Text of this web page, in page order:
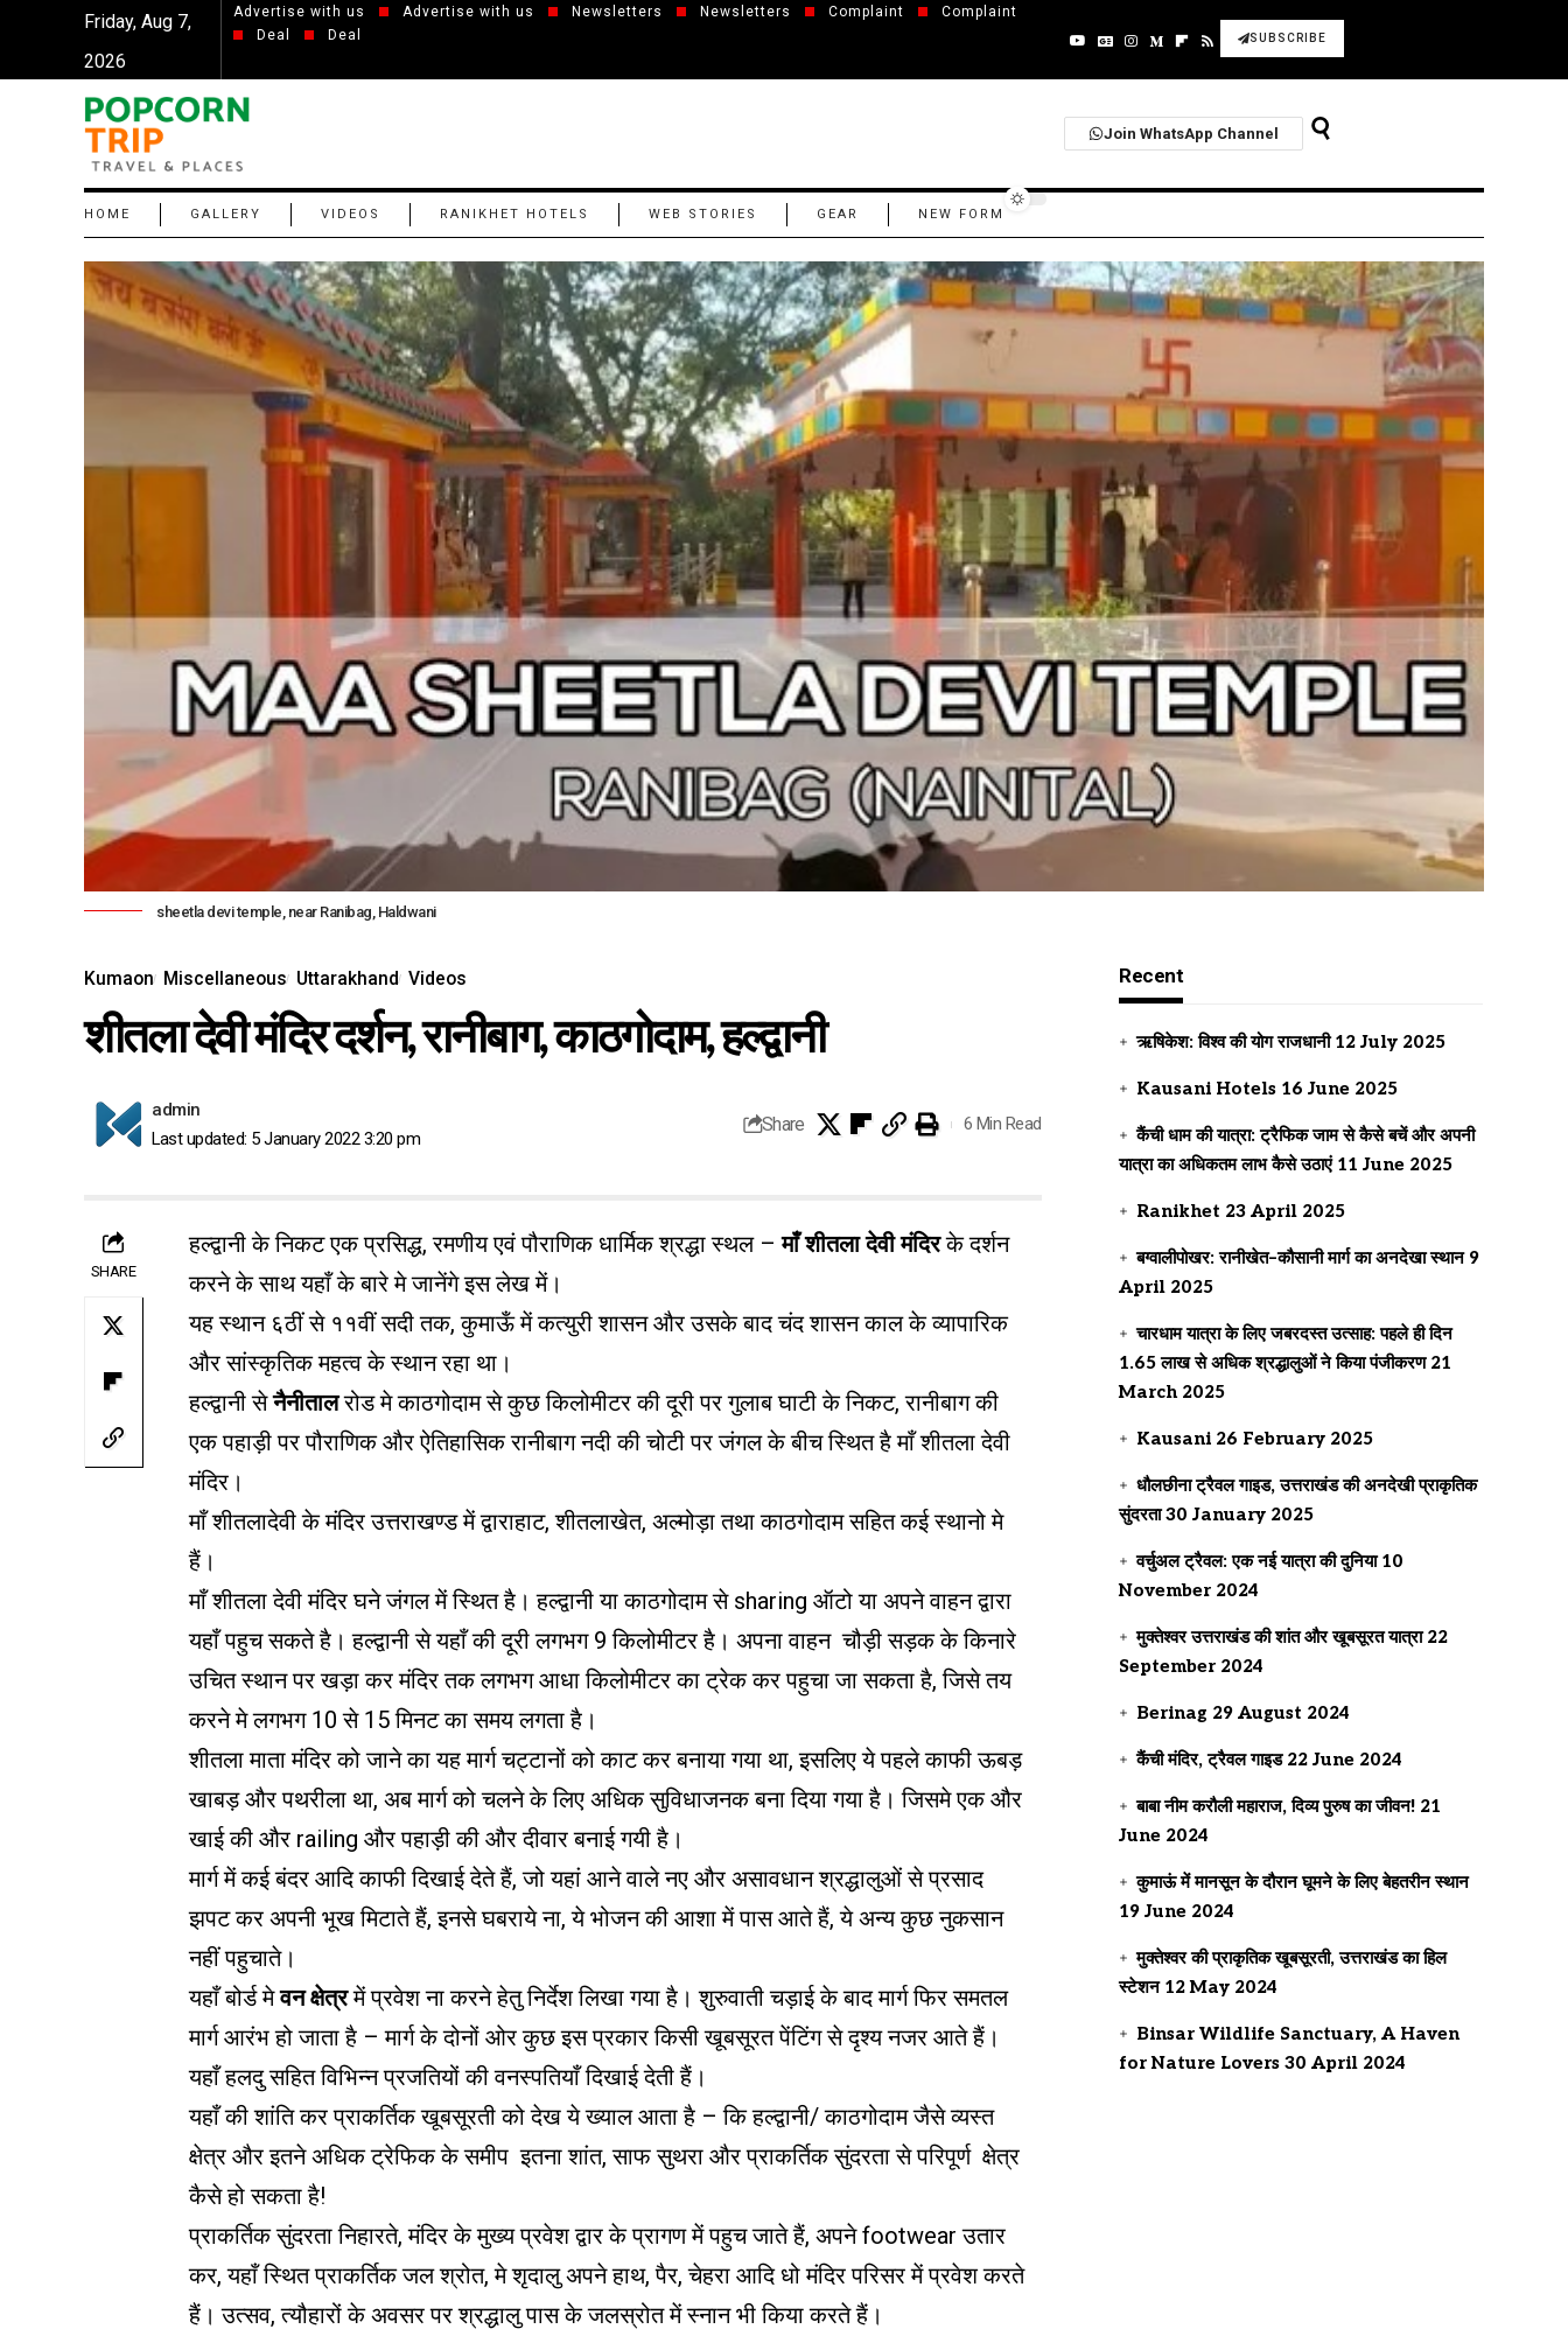
Friday, Aug 7,
2026
Advertise with us Advertise with us Newsletters Newsletters Complaint
Complaint
Deal
Deal SUBSCRIBE
Join WhatsApp Channel
HOME GALLERY VIDEOS RANIKHET HOTELS WEB STORIES GEAR NEW FORM
sheetla devi temple, near Ranibag, Haldwani
Kumaon Miscellaneous Uttarakhand Videos
शीतला देवी मंदिर दर्शन, रानीबाग, काठगोदाम, हल्द्वानी
Last updated: 5 January 2022 3:20 pm
admin
Share 6 Min Read
SHARE
हल्द्वानी के निकट एक प्रसिद्ध, रमणीय एवं पौराणिक धार्मिक श्रद्धा स्थल –माँ शीतला देवी मंदिरके दर्शन
करने के साथ यहाँ के बारे मे जानेंगे इस लेख में।
यह स्थान ६ठीं से ११वीं सदी तक, कुमाऊँ में कत्युरी शासन और उसके बाद चंद शासन काल के व्यापारिक
और सांस्कृतिक महत्व के स्थान रहा था।
हल्द्वानी सेनैनीतालरोड मे काठगोदाम से कुछ किलोमीटर की दूरी पर गुलाब घाटी के निकट, रानीबाग की
एक पहाड़ी पर पौराणिक और ऐतिहासिक रानीबाग नदी की चोटी पर जंगल के बीच स्थित है माँ शीतला देवी
मंदिर।
माँ शीतलादेवी के मंदिर उत्तराखण्ड में द्वाराहाट, शीतलाखेत, अल्मोड़ा तथा काठगोदाम सहित कई स्थानो मे
हैं।
माँ शीतला देवी मंदिर घने जंगल में स्थित है। हल्द्वानी या काठगोदाम से sharing ऑटो या अपने वाहन द्वारा
यहाँ पहुच सकते है। हल्द्वानी से यहाँ की दूरी लगभग 9 किलोमीटर है। अपना वाहन चौड़ी सड़क के किनारे
उचित स्थान पर खड़ा कर मंदिर तक लगभग आधा किलोमीटर का ट्रेक कर पहुचा जा सकता है, जिसे तय
करने मे लगभग 10 से 15 मिनट का समय लगता है।
शीतला माता मंदिर को जाने का यह मार्ग चट्टानों को काट कर बनाया गया था, इसलिए ये पहले काफी ऊबड़
खाबड़ और पथरीला था, अब मार्ग को चलने के लिए अधिक सुविधाजनक बना दिया गया है। जिसमे एक और
खाई की और railing और पहाड़ी की और दीवार बनाई गयी है।
मार्ग में कई बंदर आदि काफी दिखाई देते हैं, जो यहां आने वाले नए और असावधान श्रद्धालुओं से प्रसाद
झपट कर अपनी भूख मिटाते हैं, इनसे घबराये ना, ये भोजन की आशा में पास आते हैं, ये अन्य कुछ नुकसान
नहीं पहुचाते।
यहाँ बोर्ड मेवन क्षेत्रमें प्रवेश ना करने हेतु निर्देश लिखा गया है। शुरुवाती चड़ाई के बाद मार्ग फिर समतल
मार्ग आरंभ हो जाता है – मार्ग के दोनों ओर कुछ इस प्रकार किसी खूबसूरत पेंटिंग से दृश्य नजर आते हैं।
यहाँ हलदु सहित विभिन्न प्रजतियों की वनस्पतियाँ दिखाई देती हैं।
यहाँ की शांति कर प्राकर्तिक खूबसूरती को देख ये ख्याल आता है – कि हल्द्वानी/ काठगोदाम जैसे व्यस्त
क्षेत्र और इतने अधिक ट्रेफिक के समीप इतना शांत, साफ सुथरा और प्राकर्तिक सुंदरता से परिपूर्ण क्षेत्र
कैसे हो सकता है!
प्राकर्तिक सुंदरता निहारते, मंदिर के मुख्य प्रवेश द्वार के प्रागण में पहुच जाते हैं, अपने footwear उतार
कर, यहाँ स्थित प्राकर्तिक जल श्रोत, मे शृदालु अपने हाथ, पैर, चेहरा आदि धो मंदिर परिसर में प्रवेश करते
हैं। उत्सव, त्यौहारों के अवसर पर श्रद्धालु पास के जलस्रोत में स्नान भी किया करते हैं।
Recent
ऋषिकेश: विश्व की योग राजधानी 12 July 2025
Kausani Hotels 16 June 2025
कैंची धाम की यात्रा: ट्रैफिक जाम से कैसे बचें और अपनी
यात्रा का अधिकतम लाभ कैसे उठाएं 11 June 2025
Ranikhet 23 April 2025
बग्वालीपोखर: रानीखेत–कौसानी मार्ग का अनदेखा स्थान 9
April 2025
चारधाम यात्रा के लिए जबरदस्त उत्साह: पहले ही दिन
1.65 लाख से अधिक श्रद्धालुओं ने किया पंजीकरण 21
March 2025
Kausani 26 February 2025
धौलछीना ट्रैवल गाइड, उत्तराखंड की अनदेखी प्राकृतिक
सुंदरता 30 January 2025
वर्चुअल ट्रैवल: एक नई यात्रा की दुनिया 10
November 2024
मुक्तेश्वर उत्तराखंड की शांत और खूबसूरत यात्रा 22
September 2024
Berinag 29 August 2024
कैंची मंदिर, ट्रैवल गाइड 22 June 2024
बाबा नीम करौली महाराज, दिव्य पुरुष का जीवन! 21
June 2024
कुमाऊं में मानसून के दौरान घूमने के लिए बेहतरीन स्थान
19 June 2024
मुक्तेश्वर की प्राकृतिक खूबसूरती, उत्तराखंड का हिल
स्टेशन 12 May 2024
Binsar Wildlife Sanctuary, A Haven
for Nature Lovers 30 April 2024